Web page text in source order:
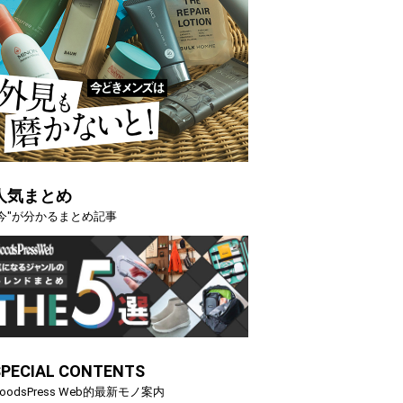
気まとめ
"が分かるまとめ記事
CONTENTS
Web的最新モノ案内